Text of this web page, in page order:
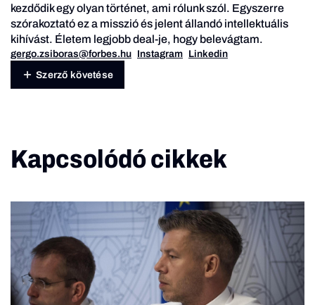
kezdődik egy olyan történet, ami rólunk szól. Egyszerre
szórakoztató ez a misszió és jelent állandó intellektuális
kihívást. Életem legjobb deal-je, hogy belevágtam.
gergo.zsiboras@forbes.hu Instagram Linkedin
Szerző követése
Kapcsolódó cikkek